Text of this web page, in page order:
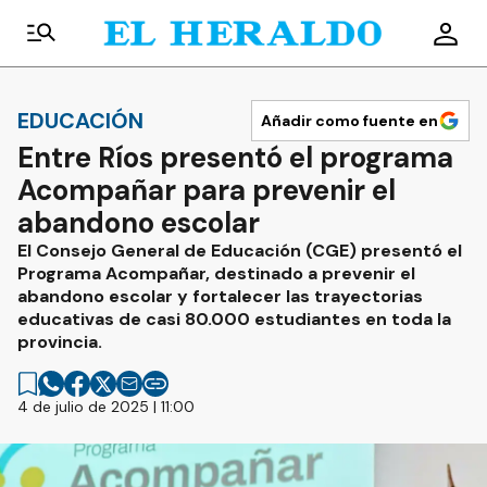
EDUCACIÓN Añadir como fuente en
Entre Ríos presentó el programa
Acompañar para prevenir el
abandono escolar
El Consejo General de Educación (CGE) presentó el
Programa Acompañar, destinado a prevenir el
abandono escolar y fortalecer las trayectorias
educativas de casi 80.000 estudiantes en toda la
provincia.
4 de julio de 2025 | 11:00